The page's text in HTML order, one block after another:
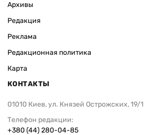
Архивы
Редакция
Реклама
Редакционная политика
Карта
КОНТАКТЫ
01010 Киев, ул. Князей Острожских, 19/1
Телефон редакции:
+380 (44) 280-04-85